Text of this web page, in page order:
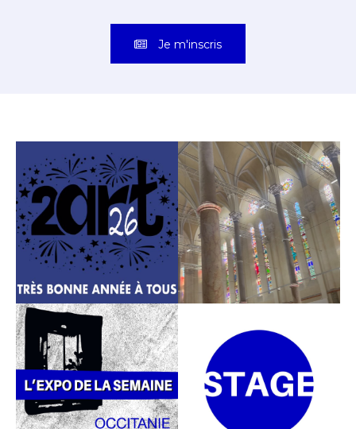
Je m'inscris